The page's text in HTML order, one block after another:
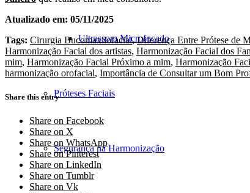
Ultrassom Microfocado
Próteses Faciais
Segurança na Harmonização
Atualizado em: 05/11/2025
Tags: Cirurgia Bucomaxilofacial,Diferença Entre Prótese de
Harmonização Facial dos artistas, Harmonização Facial dos
mim, Harmonização Facial Próximo a mim, Harmonização
harmonização orofacial, Importância de Consultar um Bom
Share this entry
Share on Facebook
Share on X
Share on WhatsApp
Share on Pinterest
Share on LinkedIn
Share on Tumblr
Share on Vk